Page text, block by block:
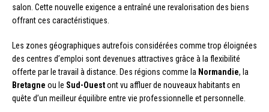
salon. Cette nouvelle exigence a entraîné une revalorisation des biens
offrant ces caractéristiques.
Les zones géographiques autrefois considérées comme trop éloignées
des centres d’emploi sont devenues attractives grâce à la flexibilité
offerte par le travail à distance. Des régions comme la Normandie, la
Bretagne ou le Sud-Ouestont vu affluer de nouveaux habitants en
quête d’un meilleur équilibre entre vie professionnelle et personnelle.